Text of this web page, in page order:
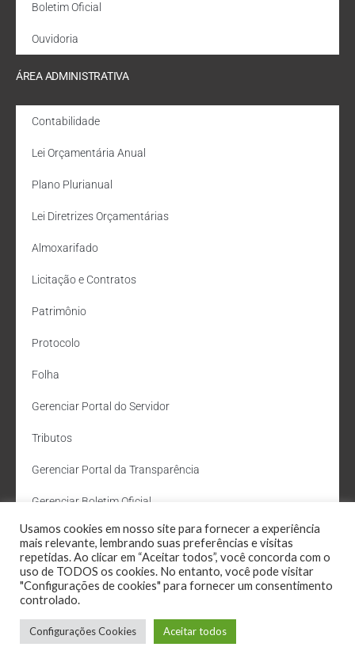
Boletim Oficial
Ouvidoria
ÁREA ADMINISTRATIVA
Contabilidade
Lei Orçamentária Anual
Plano Plurianual
Lei Diretrizes Orçamentárias
Almoxarifado
Licitação e Contratos
Patrimônio
Protocolo
Folha
Gerenciar Portal do Servidor
Tributos
Gerenciar Portal da Transparência
Gerenciar Boletim Oficial
Departamento de Água e Esgoto
Administração Site
Webmail
Usamos cookies em nosso site para fornecer a experiência
mais relevante, lembrando suas preferências e visitas
repetidas. Ao clicar em “Aceitar todos”, você concorda com o
uso de TODOS os cookies. No entanto, você pode visitar
"Configurações de cookies" para fornecer um consentimento
controlado.
Configurações Cookies Aceitar todos